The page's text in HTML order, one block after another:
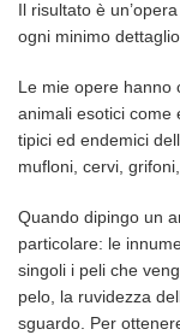
Il risultato è
ogni minimo
Le mie opere hanno
animali esotici come
tipici ed endemici
mufloni, cervi,
Quando dipingo un
particolare: le
singoli i peli che
pelo, la ruvidezza
sguardo. Per